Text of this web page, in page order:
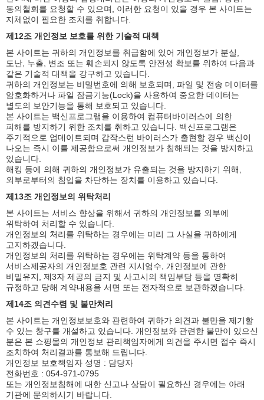
동의철회를 요청할 수 있으며, 이러한 요청이 있을 경우 본 사이트는
지체없이 필요한 조치를 취합니다.
제12조 개인정보 보호를 위한 기술적 대책
본 사이트는 귀하의 개인정보를 취급함에 있어 개인정보가 분실,
도난, 누출, 변조 또는 훼손되지 않도록 안전성 확보를 위하여 다음과
같은 기술적 대책을 강구하고 있습니다.
귀하의 개인정보는 비밀번호에 의해 보호되며, 파일 및 전송 데이터를
암호화하거나 파일 잠금기능(Lock)을 사용하여 중요한 데이터는
별도의 보안기능을 통해 보호되고 있습니다.
본 사이트는 백신프로그램을 이용하여 컴퓨터바이러스에 의한
피해를 방지하기 위한 조치를 취하고 있습니다. 백신프로그램은
주기적으로 업데이트되며 갑작스런 바이러스가 출현할 경우 백신이
나오는 즉시 이를 제공함으로써 개인정보가 침해되는 것을 방지하고
있습니다.
해킹 등에 의해 귀하의 개인정보가 유출되는 것을 방지하기 위해,
외부로부터의 침입을 차단하는 장치를 이용하고 있습니다.
제13조 개인정보의 위탁처리
본 사이트는 서비스 향상을 위해서 귀하의 개인정보를 외부에
위탁하여 처리할 수 있습니다.
개인정보의 처리를 위탁하는 경우에는 미리 그 사실을 귀하에게
고지하겠습니다.
개인정보의 처리를 위탁하는 경우에는 위탁계약 등을 통하여
서비스제공자의 개인정보호 관련 지시엄수, 개인정보에 관한
비밀유지, 제3자 제공의 금지 및 사고시의 책임부담 등을 명확히
규정하고 당해 계약내용을 서면 또는 전자적으로 보관하겠습니다.
제14조 의견수렴 및 불만처리
본 사이트는 개인정보보호와 관련하여 귀하가 의견과 불만을 제기할
수 있는 창구를 개설하고 있습니다. 개인정보와 관련한 불만이 있으신
분은 본 쇼핑몰의 개인정보 관리책임자에게 의견을 주시면 접수 즉시
조치하여 처리결과를 통보해 드립니다.
개인정보 보호책임자 성명 : 담당자
전화번호 : 054-971-0795
또는 개인정보침해에 대한 신고나 상담이 필요하신 경우에는 아래
기관에 문의하시기 바랍니다.